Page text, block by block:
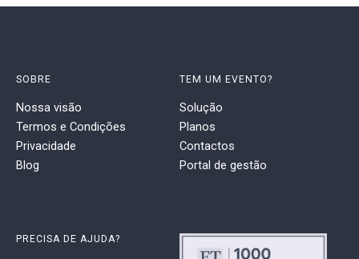
SOBRE
Nossa visão
Termos e Condições
Privacidade
Blog
TEM UM EVENTO?
Solução
Planos
Contactos
Portal de gestão
PRECISA DE AJUDA?